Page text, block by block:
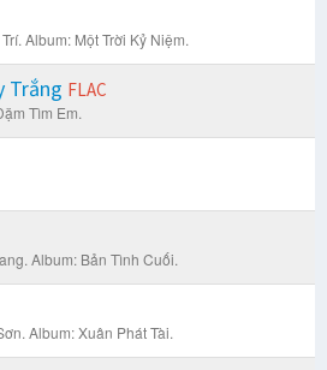
Album: Một Trời Kỷ Niệm.
Trắng FLAC
Tìm Em.
Album: Bản Tình Cuối.
Album: Xuân Phát Tài.